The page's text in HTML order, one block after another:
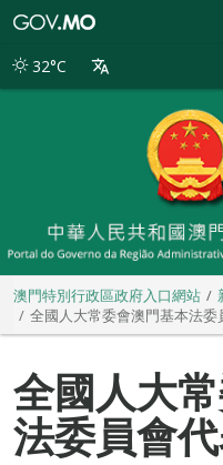
別
32°C
澳門特別行政區政府入口網站
全國人大常委會澳門基本法
全國人大
法委員會